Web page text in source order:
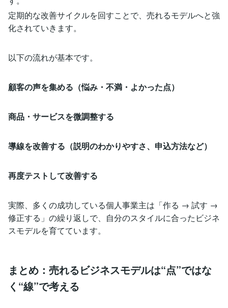
定期的な改善サイクルを回すことで、売れるモデルへと強
化されていきます。
以下の流れが基本です。
顧客の声を集める（悩み・不満・よかった点）
商品・サービスを微調整する
導線を改善する（説明のわかりやすさ、申込方法など）
再度テストして改善する
実際、多くの成功している個人事業主は「作る → 試す →
修正する」の繰り返しで、自分のスタイルに合ったビジネ
スモデルを育てています。
まとめ：売れるビジネスモデルは“点”ではな
く“線”で考える